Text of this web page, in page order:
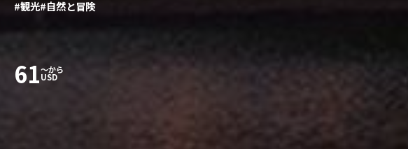
#観光#自然と冒険
61〜から
USD